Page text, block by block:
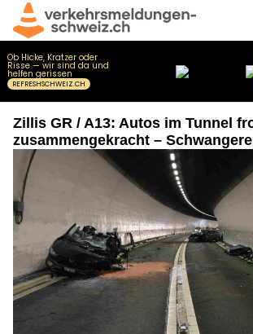
Zillis GR / A13: Autos im Tunnel
zusammengekracht –